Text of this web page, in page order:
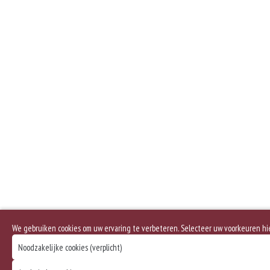
We gebruiken cookies om uw ervaring te verbeteren. Selecteer uw voorkeuren
Noodzakelijke cookies (verplicht)